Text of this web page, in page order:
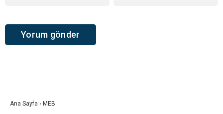
Ana Sayfa › MEB